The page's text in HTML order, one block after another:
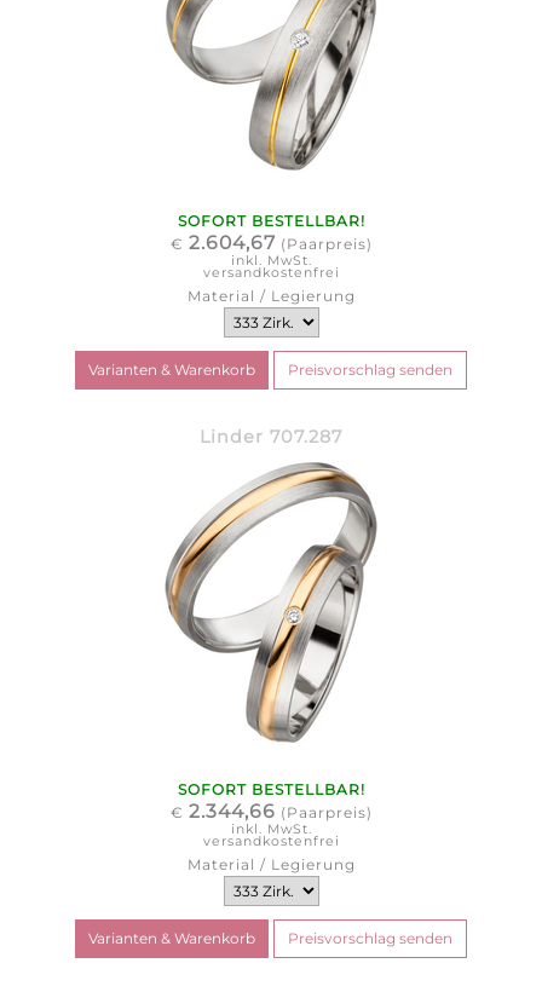
SOFORT BESTELLBAR!
€ 2.604,67 (Paarpreis)
inkl. MwSt.
versandkostenfrei
Material / Legierung
Linder 707.287
SOFORT BESTELLBAR!
€ 2.344,66 (Paarpreis)
inkl. MwSt.
versandkostenfrei
Material / Legierung